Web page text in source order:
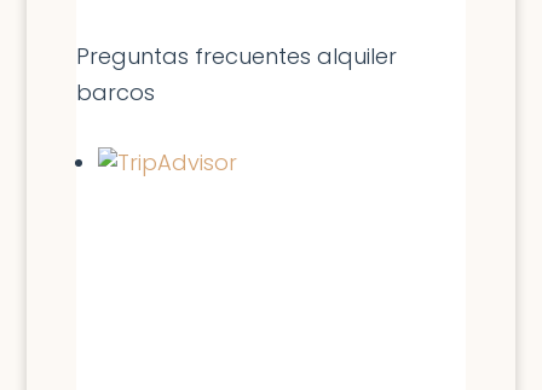
Preguntas frecuentes alquiler
barcos